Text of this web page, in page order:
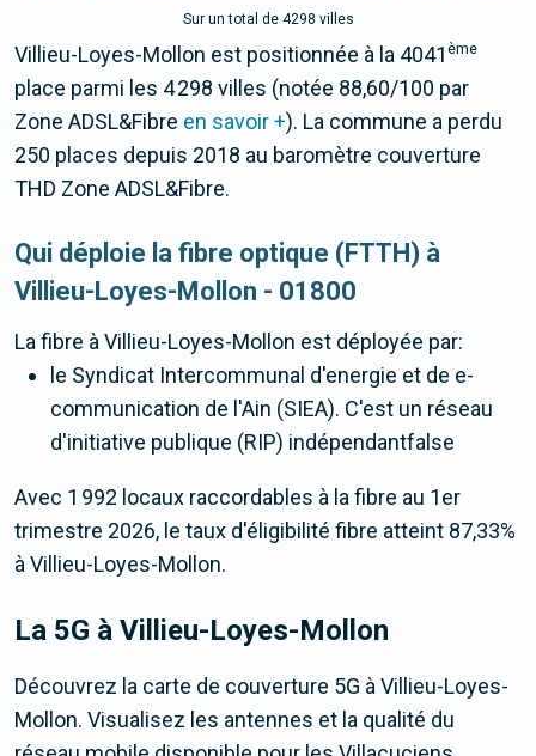
Sur un total de 4298 villes
Villieu-Loyes-Mollon est positionnée à la 4041 ème
place parmi les 4 298 villes (notée 88,60/100 par
Zone ADSL&Fibre en savoir +). La commune a perdu
250 places depuis 2018 au baromètre couverture
THD Zone ADSL&Fibre.
Qui déploie la fibre optique (FTTH) à
Villieu-Loyes-Mollon - 01800
La fibre à Villieu-Loyes-Mollon est déployée par:
le Syndicat Intercommunal d'energie et de e-
communication de l'Ain (SIEA). C'est un réseau
d'initiative publique (RIP) indépendantfalse
Avec 1 992 locaux raccordables à la fibre au 1er
trimestre 2026, le taux d'éligibilité fibre atteint 87,33%
à Villieu-Loyes-Mollon.
La 5G à Villieu-Loyes-Mollon
Découvrez la carte de couverture 5G à Villieu-Loyes-
Mollon. Visualisez les antennes et la qualité du